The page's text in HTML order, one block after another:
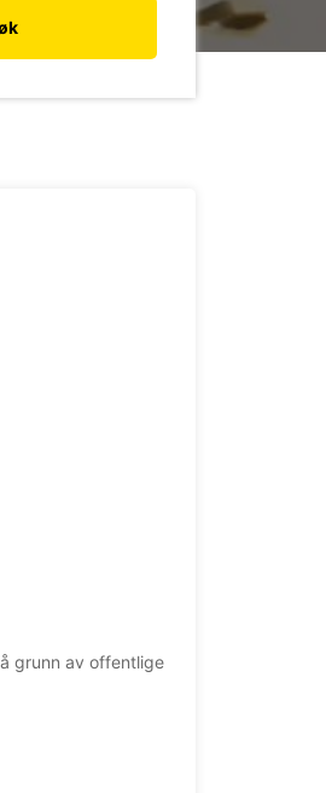
grunn av offentlige